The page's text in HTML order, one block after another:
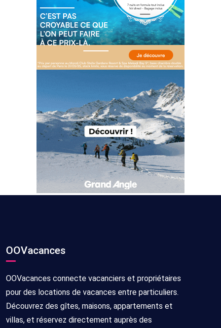
OOVacances
OOVacances connecte vacanciers et propriétaires
pour des locations de vacances entre particuliers.
Découvrez des gîtes, maisons, appartements et
villas, et réservez directement auprès des